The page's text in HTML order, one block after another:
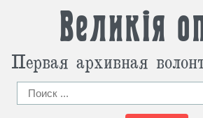
Великія
Первая архивная